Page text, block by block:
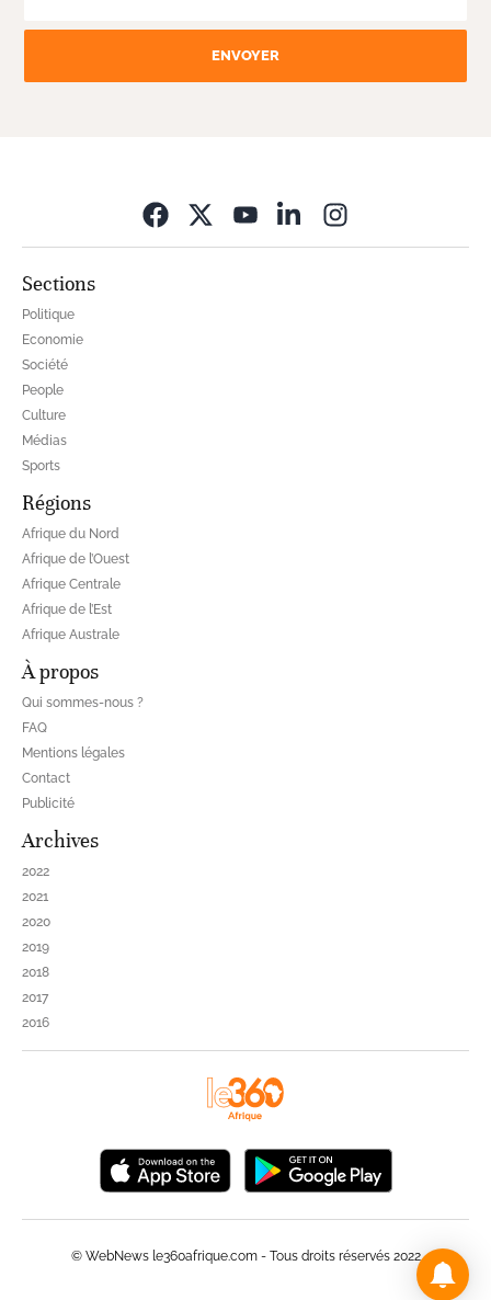
ENVOYER
Sections
Politique
Economie
Société
People
Culture
Médias
Sports
Régions
Afrique du Nord
Afrique de l’Ouest
Afrique Centrale
Afrique de l’Est
Afrique Australe
À propos
Qui sommes-nous ?
FAQ
Mentions légales
Contact
Publicité
Archives
2022
2021
2020
2019
2018
2017
2016
© WebNews le360afrique.com - Tous droits réservés 2022